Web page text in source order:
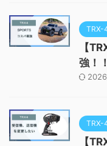
TRX-
【
強！！
TRX-
【